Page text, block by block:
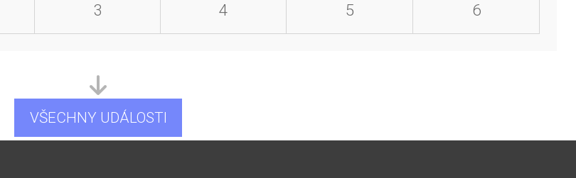
3 4 5 6
VŠECHNY UDÁLOSTI